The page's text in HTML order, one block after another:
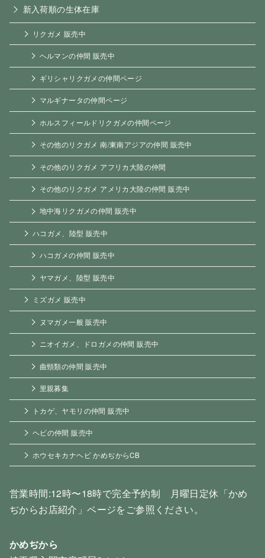
新入荷順の生体在庫
リクガメ 販売中
ヘルマンの仲間 販売中
ギリシャリクガメの仲間ページ
マルギナータの仲間ページ
ホルスフィールドリクガメの仲間ページ
その他のリクガメ 南/東南アジアの仲間 販売中
その他のリクガメ アフリカ大陸の仲間
その他のリクガメ アメリカ大陸の仲間 販売中
地中海リクガメの仲間 販売中
ハコガメ、陸型 販売中
ハコガメの仲間 販売中
ヤマガメ、陸型 販売中
ミズガメ 販売中
ヌマガメ一般 販売中
ニオイガメ、ドロガメの仲間 販売中
曲頸類の仲間 販売中
里親募集
トカゲ、ヤモリの仲間 販売中
ヘビの仲間 販売中
ホウセキカナヘビ かめぢからCB
営業時間:12時〜18時で完全予約制 月曜日定休「かめ
ぢからお店紹介」ページをご参照ください。
かめぢから